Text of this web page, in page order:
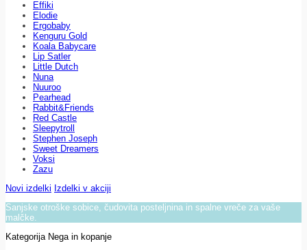
Effiki
Elodie
Ergobaby
Kenguru Gold
Koala Babycare
Lip Satler
Little Dutch
Nuna
Nuuroo
Pearhead
Rabbit&Friends
Red Castle
Sleepytroll
Stephen Joseph
Sweet Dreamers
Voksi
Zazu
Novi izdelki Izdelki v akciji
Sanjske otroške sobice, čudovita posteljnina in spalne vreče za vaše
malčke.
Kategorija Nega in kopanje